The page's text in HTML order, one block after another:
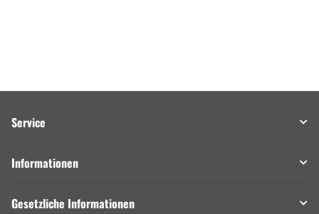
Service
Informationen
Gesetzliche Informationen